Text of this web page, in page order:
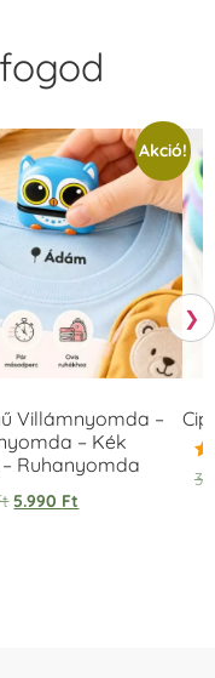
Akció!
Villámnyomda –
– Kék
Ruhanyomda
5.990 Ft
❯